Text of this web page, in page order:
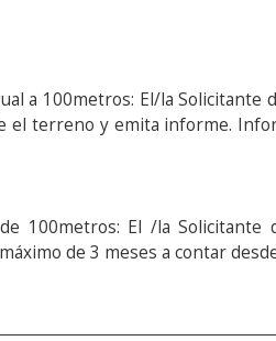
a 100metros: El/la Solicitante
el terreno y emita informe.
100metros: El /la
de 3 meses a contar